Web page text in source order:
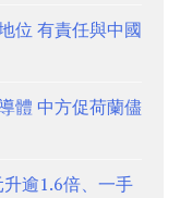
位 有責任與中國
體 中方促荷蘭儘
逾1.6倍、一手